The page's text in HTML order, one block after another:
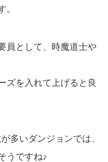
。
員として、時魔道士や
ズを入れて上げると良
多いダンジョンでは、
うですね♪